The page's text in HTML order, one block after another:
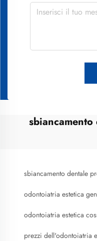
sbiancamento dentale
odontoiatria estetica
odontoiatria estetica
prezzi dell'odontoiatria